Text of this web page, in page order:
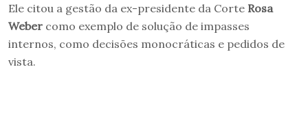
Ele citou a gestão da ex-presidente da Corte Rosa
Weber como exemplo de solução de impasses
internos, como decisões monocráticas e pedidos de
vista.